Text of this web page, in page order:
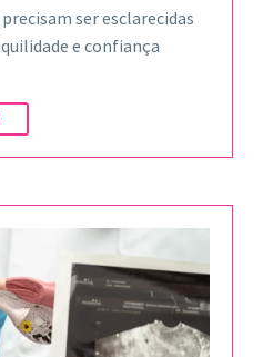
ser esclarecidas
e confiança